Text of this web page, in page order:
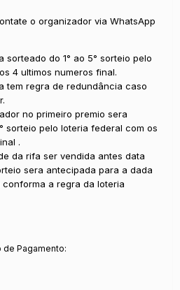
o organizador via WhatsApp
sorteado do 1° ao 5° sorteio pelo
4 ultimos numeros final.
tem regra de redundância caso
no primeiro premio sera
sorteio pelo loteria federal com os
.
da rifa ser vendida antes data
sera antecipada para a dada
conforma a regra da loteria
de Pagamento: